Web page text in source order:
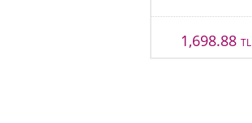
1,698.88 TL